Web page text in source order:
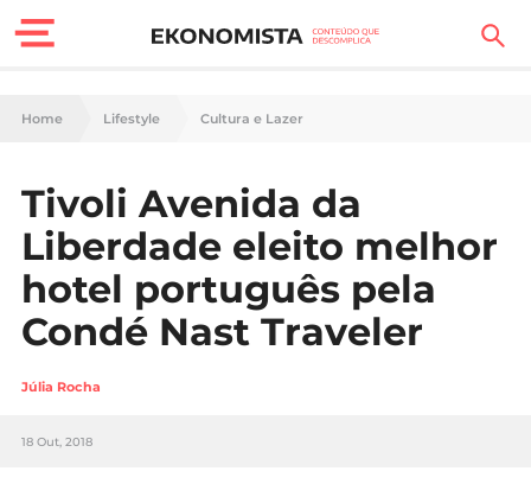
Finanças Pessoais
Carreira
Casa
Lifestyle
Sociedade
Tecnologia
Home Lifestyle Cultura e Lazer
Tivoli Avenida da
Liberdade eleito melhor
hotel português pela
Condé Nast Traveler
Júlia Rocha
18 Out, 2018